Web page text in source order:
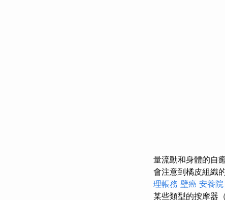
量流動和身體的自
會注意到橘皮組織
理帳務 壁癌 安養
某些類型的按摩器